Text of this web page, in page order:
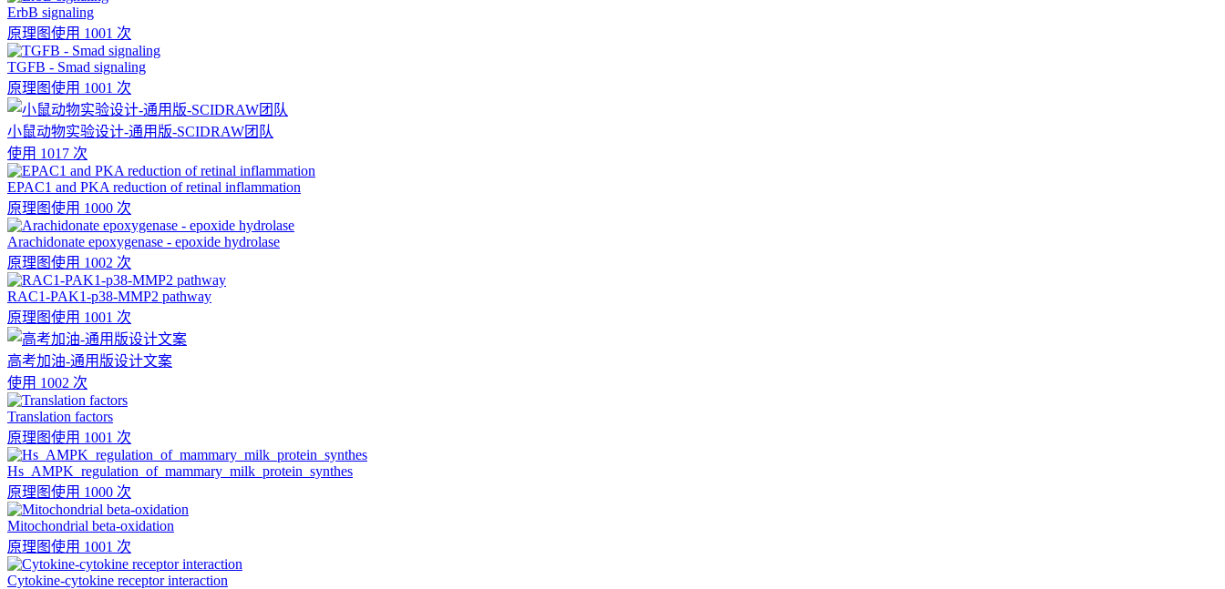
ErbB signaling
原理图使用 1001 次
TGFB - Smad signaling
原理图使用 1001 次
小鼠动物实验设计-通用版-SCIDRAW团队
使用 1017 次
EPAC1 and PKA reduction of retinal inflammation
原理图使用 1000 次
Arachidonate epoxygenase - epoxide hydrolase
原理图使用 1002 次
RAC1-PAK1-p38-MMP2 pathway
原理图使用 1001 次
高考加油-通用版设计文案
使用 1002 次
Translation factors
原理图使用 1001 次
Hs_AMPK_regulation_of_mammary_milk_protein_synthes
原理图使用 1000 次
Mitochondrial beta-oxidation
原理图使用 1001 次
Cytokine-cytokine receptor interaction